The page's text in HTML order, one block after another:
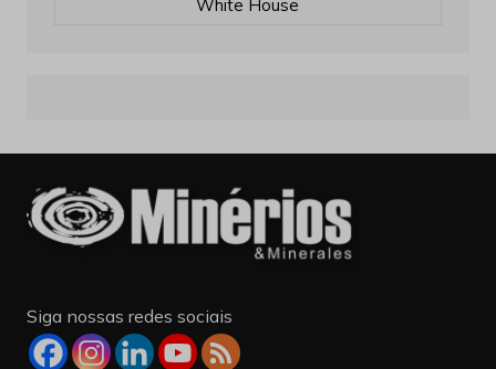
White House
Siga nossas redes sociais